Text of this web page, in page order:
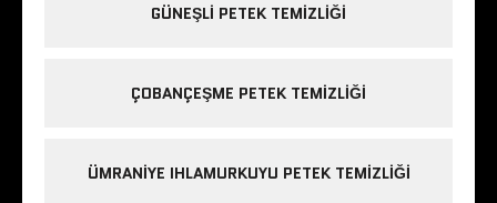
GÜNEŞLI PETEK TEMIZLIĞI
ÇOBANÇEŞME PETEK TEMIZLIĞI
ÜMRANIYE IHLAMURKUYU PETEK TEMIZLIĞI